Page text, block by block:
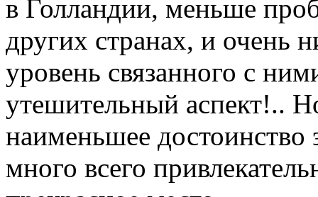
в Голландии, меньше
других странах, и очень
уровень связанного с
утешительный аспект!..
наименьшее
много всего